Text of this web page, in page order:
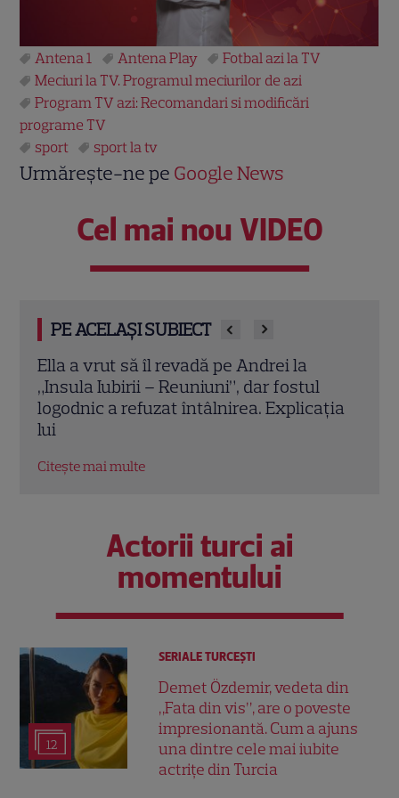
Antena 1 Antena Play
Fotbal azi la TV
Meciuri la TV. Programul meciurilor de azi
Program TV azi: Recomandari si modificări
programe TV
sport
sport la tv
Urmărește-ne pe Google News
Cel mai nou VIDEO
PE ACELAȘI SUBIECT
Ella a vrut să îl revadă pe Andrei la
„Insula Iubirii – Reuniuni”, dar fostul
logodnic a refuzat întâlnirea. Explicația
Citește mai multe
TV
Actorii turci ai
momentului
12
SERIALE TURCEŞTI
Demet Özdemir, vedeta din
„Fata din vis”, are o poveste
impresionantă. Cum a ajuns
una dintre cele mai iubite
actrițe din Turcia